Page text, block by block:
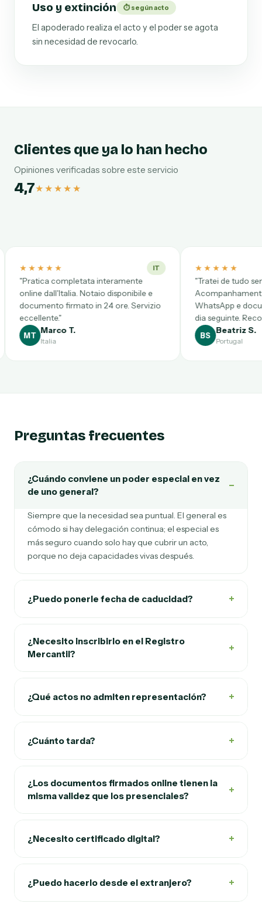
Uso y extinción ⏱ según acto
El apoderado realiza el acto y el poder se agota
sin necesidad de revocarlo.
Clientes que ya lo han hecho
Opiniones verificadas sobre este servicio
4,7★★★★★
interamente
Notaio disponibile e
in 24 ore. Servizio
★★★★★
"Tratei de tudo sem sair de Lisboa.
Acompanhamento constante por
WhatsApp e documento entregue no
dia seguinte. Recomendo
Preguntas frecuentes
¿Cuándo conviene un poder especial en vez
de uno general?
−
Siempre que la necesidad sea puntual. El general es
cómodo si hay delegación continua; el especial es
más seguro cuando solo hay que cubrir un acto,
porque no deja capacidades vivas después.
¿Puedo ponerle fecha de caducidad? +
¿Necesito inscribirlo en el Registro
Mercantil?
+
¿Qué actos no admiten representación? +
¿Cuánto tarda? +
¿Los documentos firmados online tienen la
misma validez que los presenciales?
+
¿Necesito certificado digital? +
¿Puedo hacerlo desde el extranjero? +